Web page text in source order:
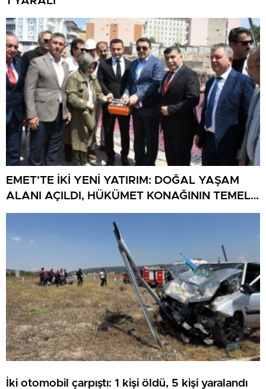
EMET’TE İKİ YENİ YATIRIM: DOĞAL YAŞAM
ALANI AÇILDI, HÜKÜMET KONAĞININ TEMELİ
ATILDI
İki otomobil çarpıştı: 1 kişi öldü, 5 kişi yaralandı